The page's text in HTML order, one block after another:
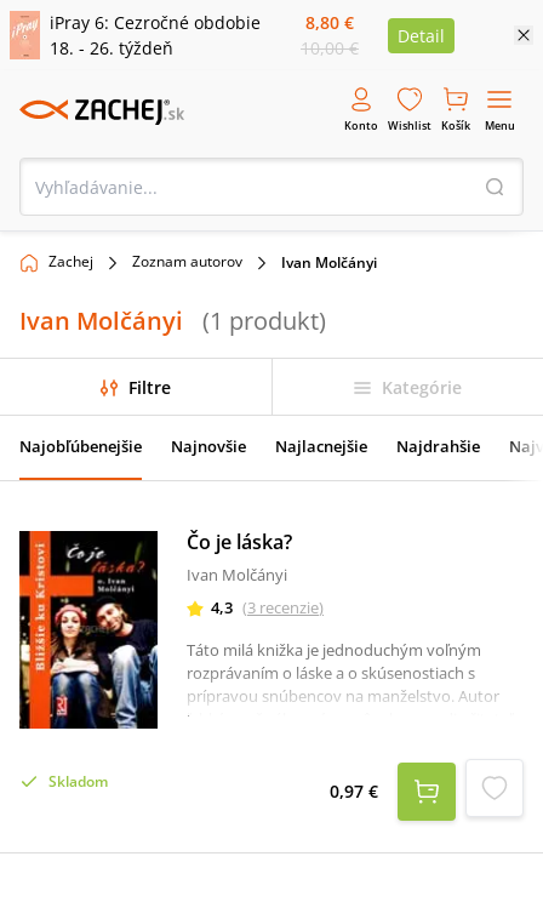
iPray 6: Cezročné obdobie
18. - 26. týždeň
8,80 €
10,00 €
Detail
Konto Wishlist Košík Menu
Zachej Zoznam autorov Ivan Molčányi
Ivan Molčányi (1 produkt)
Filtre Kategórie
Najobľúbenejšie Najnovšie Najlacnejšie Najdrahšie
Čo je láska?
Ivan Molčányi
4,3 (3 recenzie)
Táto milá knižka je jednoduchým voľným
rozprávaním o láske a o skúsenostiach s
prípravou snúbencov na manželstvo. Autor
ľahkým, až zábavným spôsobom vedie čitateľa
Skladom 0,97 €